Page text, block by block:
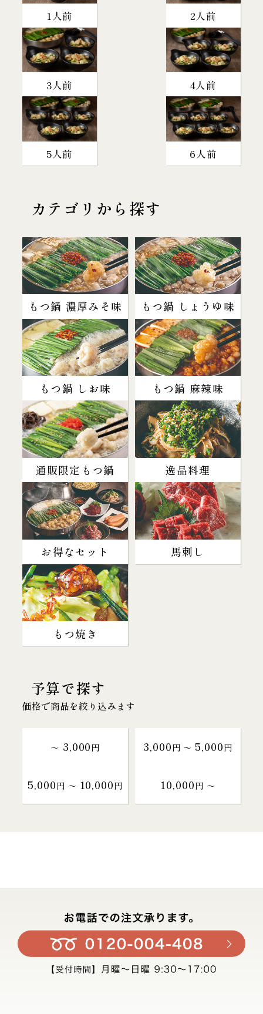
1人前 2人前
3人前 4人前
5人前 6人前
カテゴリから探す
もつ鍋 濃厚みそ味 もつ鍋 しょうゆ味
もつ鍋 しお味 もつ鍋 麻辣味
通販限定もつ鍋 逸品料理
お得なセット 馬刺し
もつ焼き
予算で探す
価格で商品を絞り込みます
～ 3,000円 3,000円 〜 5,000円
5,000円 〜 10,000円 10,000円 〜